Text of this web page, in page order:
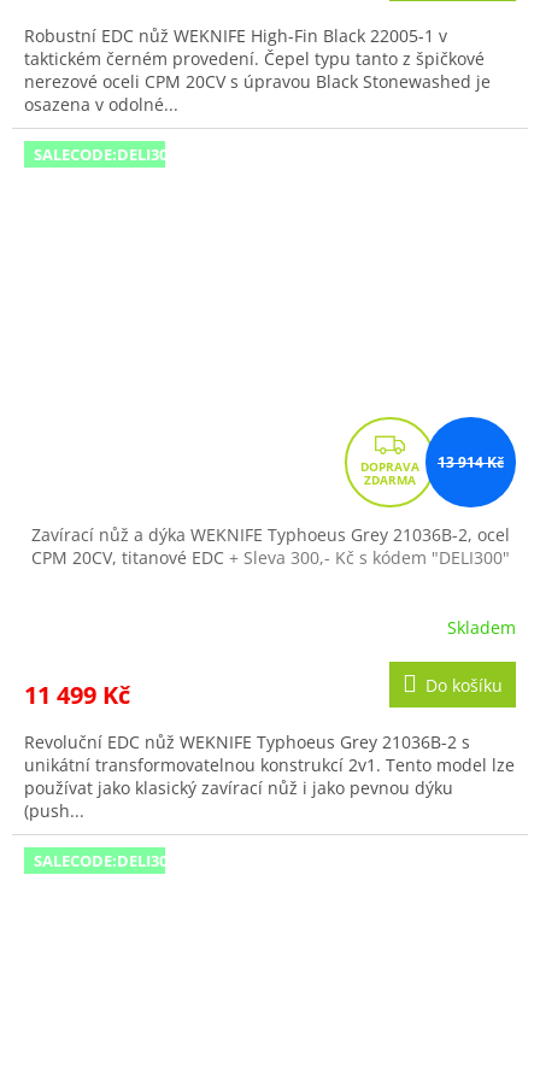
Robustní EDC nůž WEKNIFE High-Fin Black 22005-1 v
taktickém černém provedení. Čepel typu tanto z špičkové
nerezové oceli CPM 20CV s úpravou Black Stonewashed je
osazena v odolné...
SALECODE:DELI300:300:fix:CZK
Z
D
A
R
M
13 914 Kč
Zavírací nůž a dýka WEKNIFE Typhoeus Grey 21036B-2, ocel
CPM 20CV, titanové EDC + Sleva 300,- Kč s kódem "DELI300"
Skladem
11 499 Kč Do košíku
Revoluční EDC nůž WEKNIFE Typhoeus Grey 21036B-2 s
unikátní transformovatelnou konstrukcí 2v1. Tento model lze
používat jako klasický zavírací nůž i jako pevnou dýku
(push...
SALECODE:DELI300:300:fix:CZK